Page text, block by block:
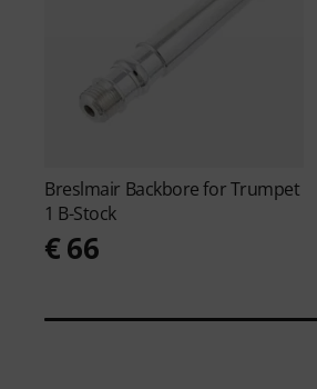
Breslmair Backbore for Trumpet
1 B-Stock
€ 66